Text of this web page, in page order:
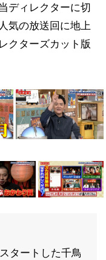
ディレクターに切
気の放送回に地上
クターズカット版
タートした千鳥